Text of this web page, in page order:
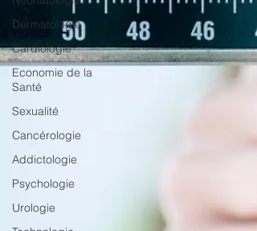
Dermatologie
Cardiologie
Economie de la
Santé
Sexualité
Cancérologie
Addictologie
Psychologie
Urologie